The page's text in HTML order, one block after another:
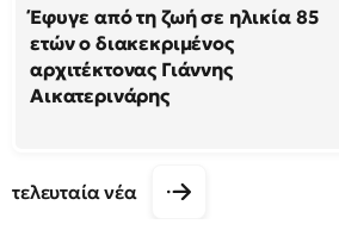
Έφυγε από τη ζωή σε ηλικία 85
ετών ο διακεκριμένος
αρχιτέκτονας Γιάννης
Αικατερινάρης
τελευταία νέα